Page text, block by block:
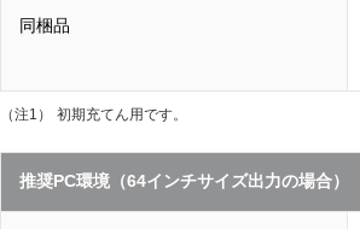
同梱品
（注1） 初期充てん用です。
推奨PC環境（64インチサイズ出力の場合）